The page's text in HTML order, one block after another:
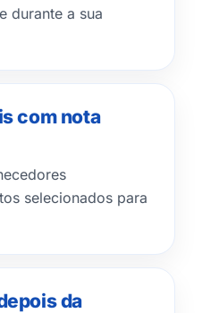
durante a sua
com nota
selecionados para
da